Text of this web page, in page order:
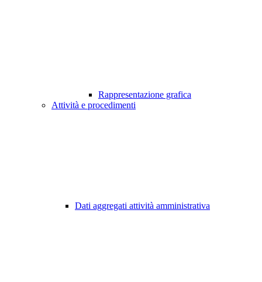
Rappresentazione grafica
Attività e procedimenti
Dati aggregati attività amministrativa